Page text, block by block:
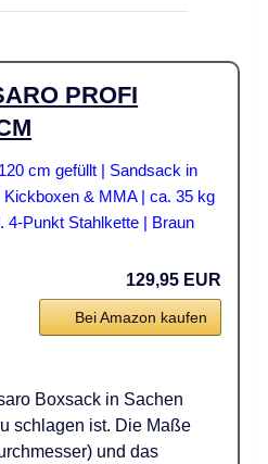
PROFI
129,95 EUR
Bei Amazon kaufen
Boxsack in Sachen
schlagen ist. Die Maße
und das